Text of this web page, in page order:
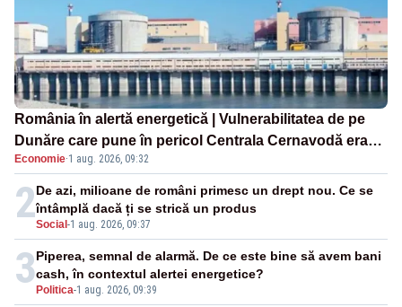
România în alertă energetică | Vulnerabilitatea de pe
Dunăre care pune în pericol Centrala Cernavodă era
cunoscută de pe vremea lui Ceaușescu
Economie·1 aug. 2026, 09:32
2Social -1 aug. 2026, 09:37
De azi, milioane de români primesc un drept nou. Ce se
întâmplă dacă ți se strică un produs
3 Politica-1 aug. 2026, 09:39
Piperea, semnal de alarmă. De ce este bine să avem bani
cash, în contextul alertei energetice?